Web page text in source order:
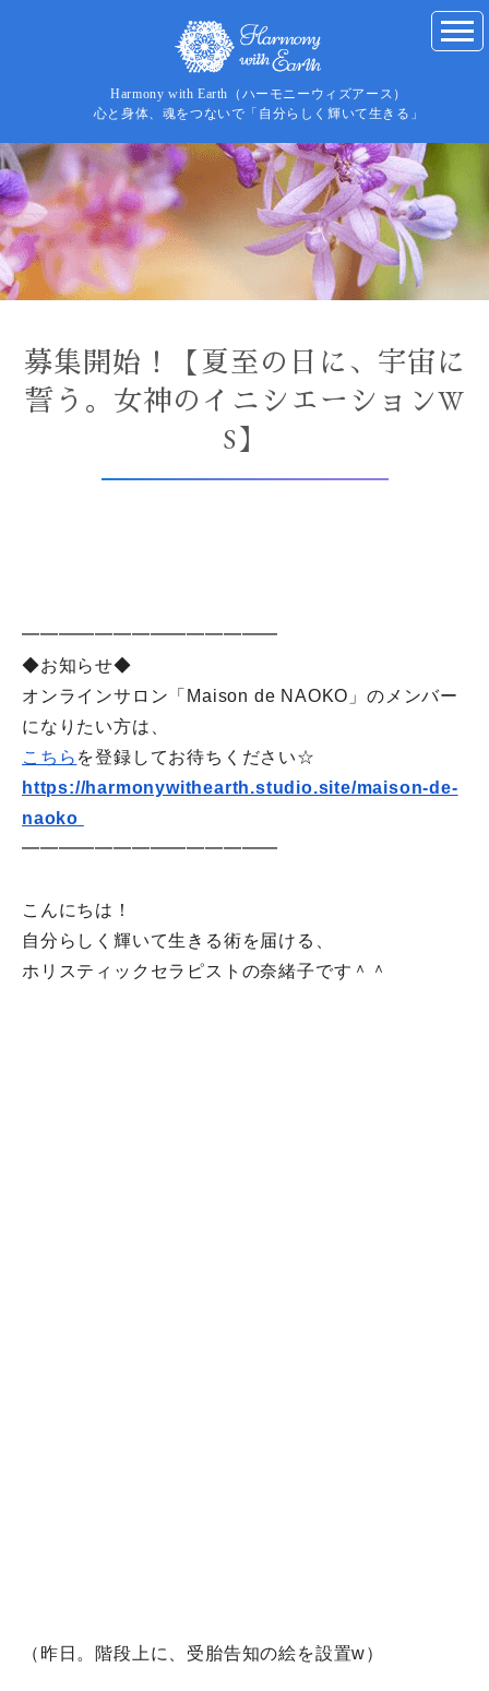
Harmony with Earth（ハーモニーウィズアース）
心と身体、魂をつないで「自分らしく輝いて生きる」
募集開始！【夏至の日に、宇宙に
誓う。女神のイニシエーションW
S】
━━━━━━━━━━━━━━
◆お知らせ◆
オンラインサロン「Maison de NAOKO」のメンバー
になりたい方は、
こちら を登録してお待ちください☆
https://harmonywithearth.studio.site/maison-de-
naoko
━━━━━━━━━━━━━━
こんにちは！
自分らしく輝いて生きる術を届ける、
ホリスティックセラピストの奈緒子です＾＾
（昨日。階段上に、受胎告知の絵を設置w）